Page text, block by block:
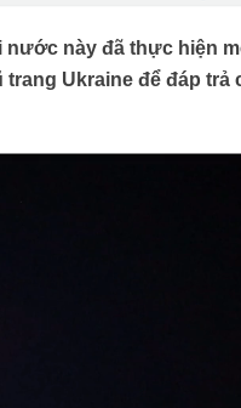
nước này đã thực hiện
Ukraine để đáp trả